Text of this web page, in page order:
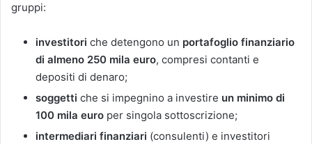
gruppi:
investitori che detengono un portafoglio finanziario
di almeno 250 mila euro, compresi contanti e
depositi di denaro;
soggetti che si impegnino a investire un minimo di
100 mila euro per singola sottoscrizione;
intermediari finanziari (consulenti) e investitori